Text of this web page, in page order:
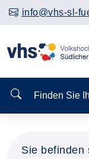
info@vhs-sl-
Finden Sie
Sie befinden